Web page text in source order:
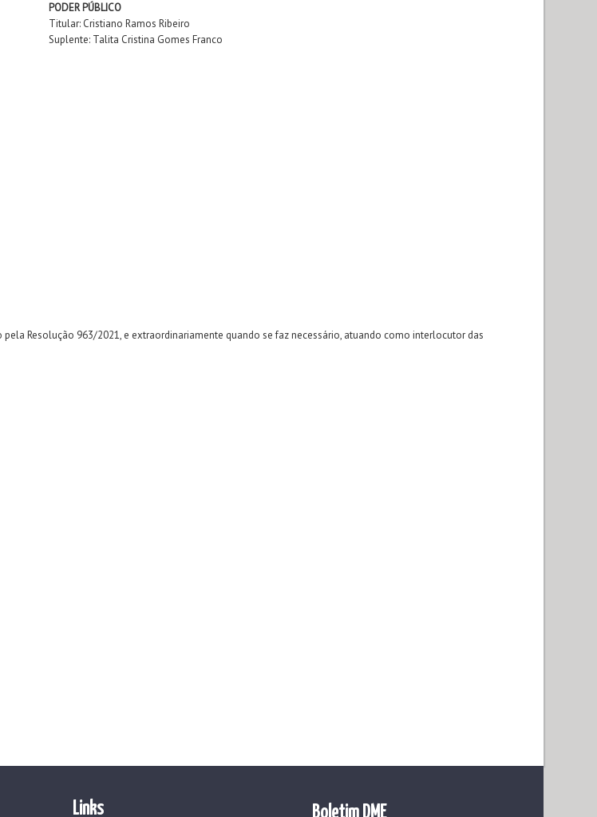
PODER PÚBLICO
Titular: Cristiano Ramos Ribeiro
Suplente: Talita Cristina Gomes Franco
Resolução 963/2021, e extraordinariamente quando se faz necessário, atuando como interlocutor das
Links Boletim DME